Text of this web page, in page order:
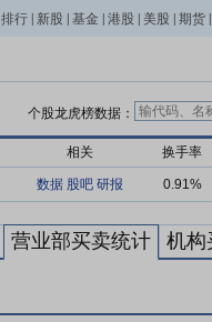
排行 新股 基金 港股 美股 期货
个股龙虎榜数据：
相关 换手率
数据 股吧 研报 0.91%
营业部买卖统计 机构